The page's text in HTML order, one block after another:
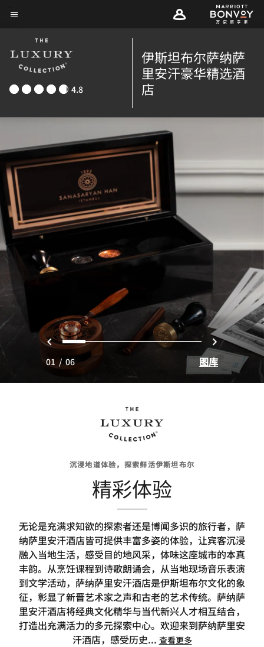
Skip
content
4.8
伊斯坦布尔萨纳萨
里安汗豪华精选酒
店
上一页
0 1 2 3 4 5 下一页
01 / 06 图库
沉浸地道体验，探索鲜活伊斯坦布尔
精彩体验
无论是充满求知欲的探索者还是博闻多识的旅行者，萨
纳萨里安汗酒店皆可提供丰富多姿的体验，让宾客沉浸
融入当地生活，感受目的地风采，体味这座城市的本真
丰韵。从烹饪课程到诗歌朗诵会，从当地现场音乐表演
到文学活动，萨纳萨里安汗酒店是伊斯坦布尔文化的象
征，彰显了新晋艺术家之声和古老的艺术传统。萨纳萨
里安汗酒店将经典文化精华与当代新兴人才相互结合，
打造出充满活力的多元探索中心。欢迎来到萨纳萨里安
汗酒店，感受历史... 查看更多